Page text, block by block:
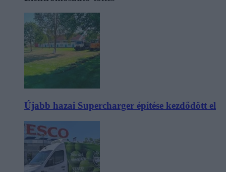
Újabb hazai Supercharger építése kezdődött el